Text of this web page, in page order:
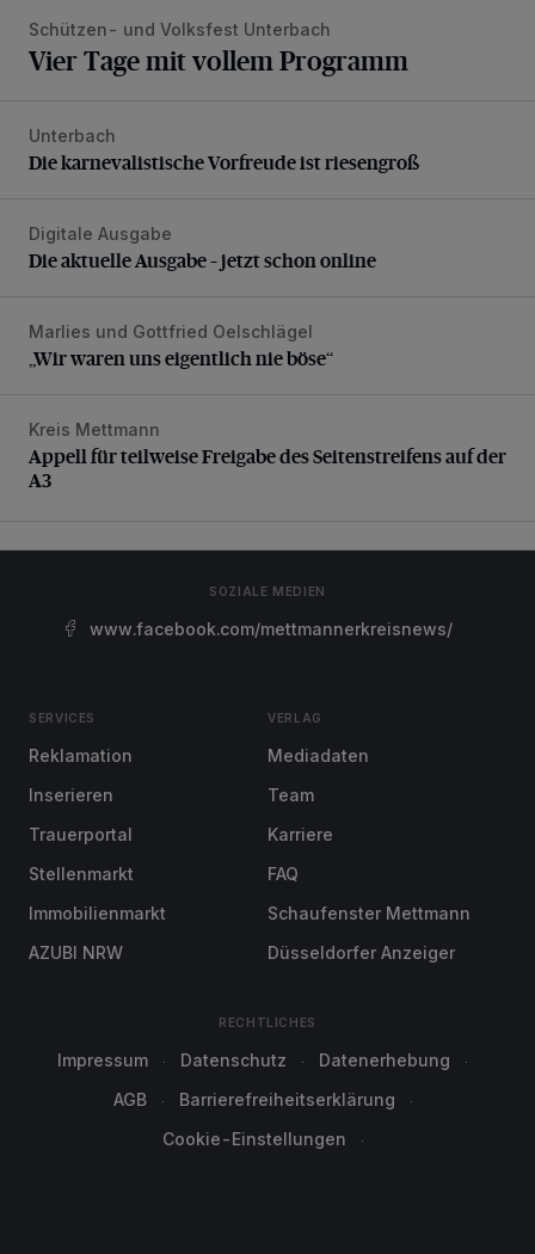
Schützen- und Volksfest Unterbach
Vier Tage mit vollem Programm
Die karnevalistische Vorfreude ist riesengroß
Unterbach
Die karnevalistische Vorfreude ist riesengroß
Die aktuelle Ausgabe – jetzt schon online
Digitale Ausgabe
Die aktuelle Ausgabe – jetzt schon online
„Wir waren uns eigentlich nie böse“
Marlies und Gottfried Oelschlägel
„Wir waren uns eigentlich nie böse“
Appell für teilweise Freigabe des Seitenstreifens auf der A3
Kreis Mettmann
Appell für teilweise Freigabe des Seitenstreifens auf der
A3
SOZIALE MEDIEN
www.facebook.com/mettmannerkreisnews/
SERVICES
Reklamation
Inserieren
Trauerportal
Stellenmarkt
Immobilienmarkt
AZUBI NRW
VERLAG
Mediadaten
Team
Karriere
FAQ
Schaufenster Mettmann
Düsseldorfer Anzeiger
RECHTLICHES
Impressum Datenschutz
Datenerhebung
AGB
Barrierefreiheitserklärung
Cookie-Einstellungen